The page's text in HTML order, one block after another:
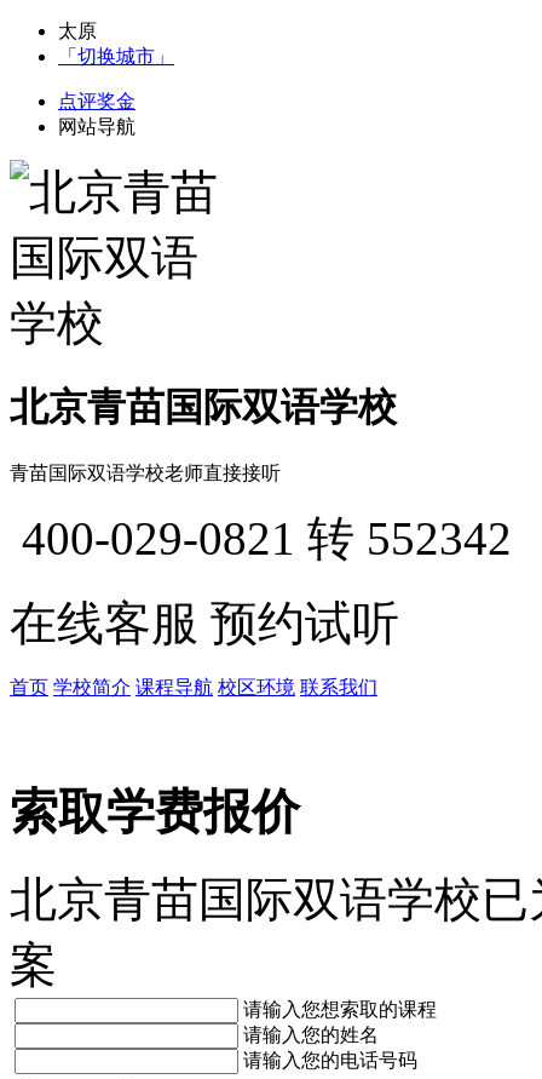
太原
「切换城市」
点评奖金
网站导航
北京青苗国际双语学校
青苗国际双语学校老师直接接听
400-029-0821 转 552342
在线客服 预约试听
首页 学校简介 课程导航 校区环境 联系我们
索取学费报价
北京青苗国际双语学校
案
请输入您想索取的课程
请输入您的姓名
请输入您的电话号码